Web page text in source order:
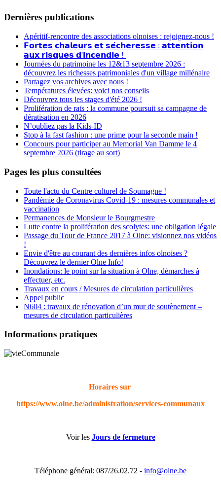
Dernières publications
Apéritif-rencontre des associations olnoises : rejoignez-nous !
𝗙𝗼𝗿𝘁𝗲𝘀 𝗰𝗵𝗮𝗹𝗲𝘂𝗿𝘀 𝗲𝘁 𝘀𝗲́𝗰𝗵𝗲𝗿𝗲𝘀𝘀𝗲 : 𝗮𝘁𝘁𝗲𝗻𝘁𝗶𝗼𝗻
𝗮𝘂𝘅 𝗿𝗶𝘀𝗾𝘂𝗲𝘀 𝗱'𝗶𝗻𝗰𝗲𝗻𝗱𝗶𝗲 !
Journées du patrimoine les 12&13 septembre 2026 :
découvrez les richesses patrimoniales d'un village millénaire
Partagez vos archives avec nous !
Températures élevées: voici nos conseils
Découvrez tous les stages d'été 2026 !
Prolifération de rats : la commune poursuit sa campagne de
dératisation en 2026
N’oubliez pas la Kids-ID
Stop à la fast fashion : une prime pour la seconde main !
Concours pour participer au Memorial Van Damme le 4
septembre 2026 (tirage au sort)
Pages les plus consultées
Toute l'actu du Centre culturel de Soumagne !
Pandémie de Coronavirus Covid-19 : mesures communales et
vaccination
Permanences de Monsieur le Bourgmestre
Lutte contre la prolifération des scolytes: une obligation légale
Passage du Tour de France 2017 à Olne: visionnez nos vidéos
!
Envie d'être au courant des dernières infos olnoises ?
Découvrez le dernier Olne Info!
Inondations: le point sur la situation à Olne, démarches à
effectuer, etc.
Travaux en cours / Mesures de circulation particulières
Appel public
N604 : travaux de rénovation d’un mur de soutènement –
mesures de circulation particulières
Informations pratiques
Horaires sur
https://www.olne.be/administration/services-communaux
Voir les Jours de fermeture
Téléphone général: 087/26.02.72 - info@olne.be